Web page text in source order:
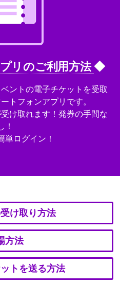
リのご利用方法◆
ントの電子チケットを受取
トフォンアプリです。
け取れます！発券の手間な
！
単ログイン！
け取り方法
方法
トを送る方法